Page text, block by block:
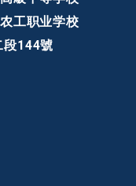
工职业学校
段144號